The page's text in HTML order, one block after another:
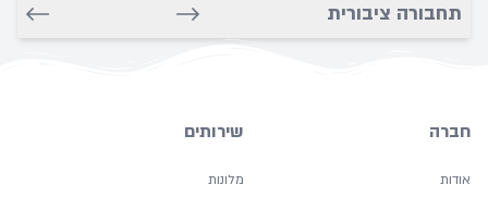
Cot
תחבורה ציבורית
חברה
אודות
שירותים
מלונות